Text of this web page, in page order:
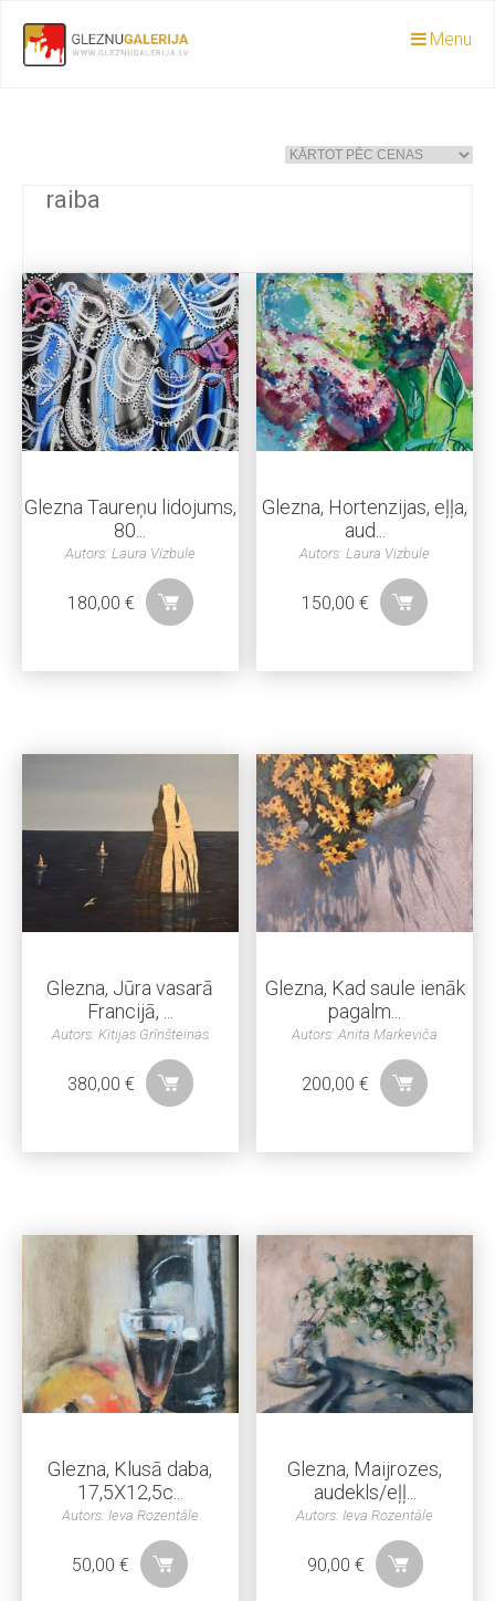
Menu
raiba
Glezna Taureņu lidojums,
80...
Autors: Laura Vizbule
180,00 €
Glezna, Hortenzijas, eļļa,
aud...
Autors: Laura Vizbule
150,00€
Glezna, Jūra vasarā
Francijā, ...
Autors: Kitijas Grīnšteinas
380,00 €
Glezna, Kad saule ienāk
pagalm...
Autors: Anita Markeviča
200,00€
Glezna, Klusā daba,
17,5X12,5c...
Autors: Ieva Rozentāle
50,00€
Glezna, Maijrozes,
audekls/eļļ...
Autors: Ieva Rozentāle
90,00 €